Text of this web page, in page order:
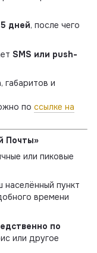
дней, после чего
SMS или push-
габаритов и
по ссылке на
Почты»
или пиковые
населённый пункт
времени
по
или другое